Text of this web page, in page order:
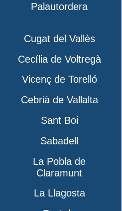
Palautordera
Cugat del Vallès
Cecília de Voltregà
Vicenç de Torelló
Cebrià de Vallalta
Sant Boi
Sabadell
La Pobla de
Claramunt
La Llagosta